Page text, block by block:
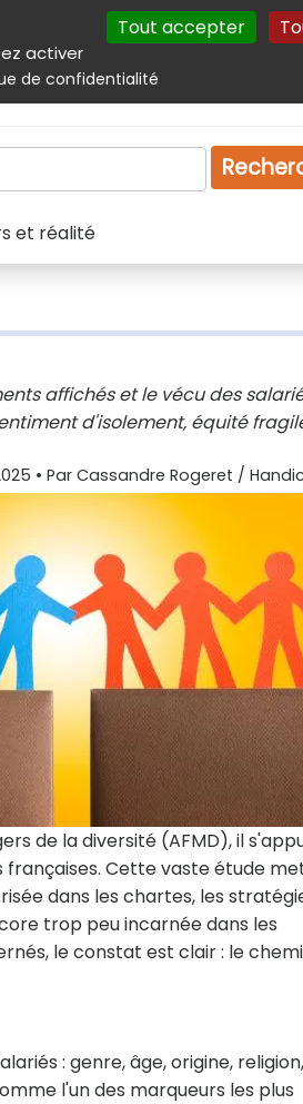
activer
Tout accepter
de confidentialité
Autres services Plan du site
Emploi Droit
et réalité
affichés et le vécu des
d'isolement, équité
• Par Cassandre Rogeret /
de la diversité (AFMD), il
françaises. Cette vaste étude
dans les chartes, les
trop peu incarnée dans les
le constat est clair : le
: genre, âge, origine, religion,
l'un des marqueurs les plus